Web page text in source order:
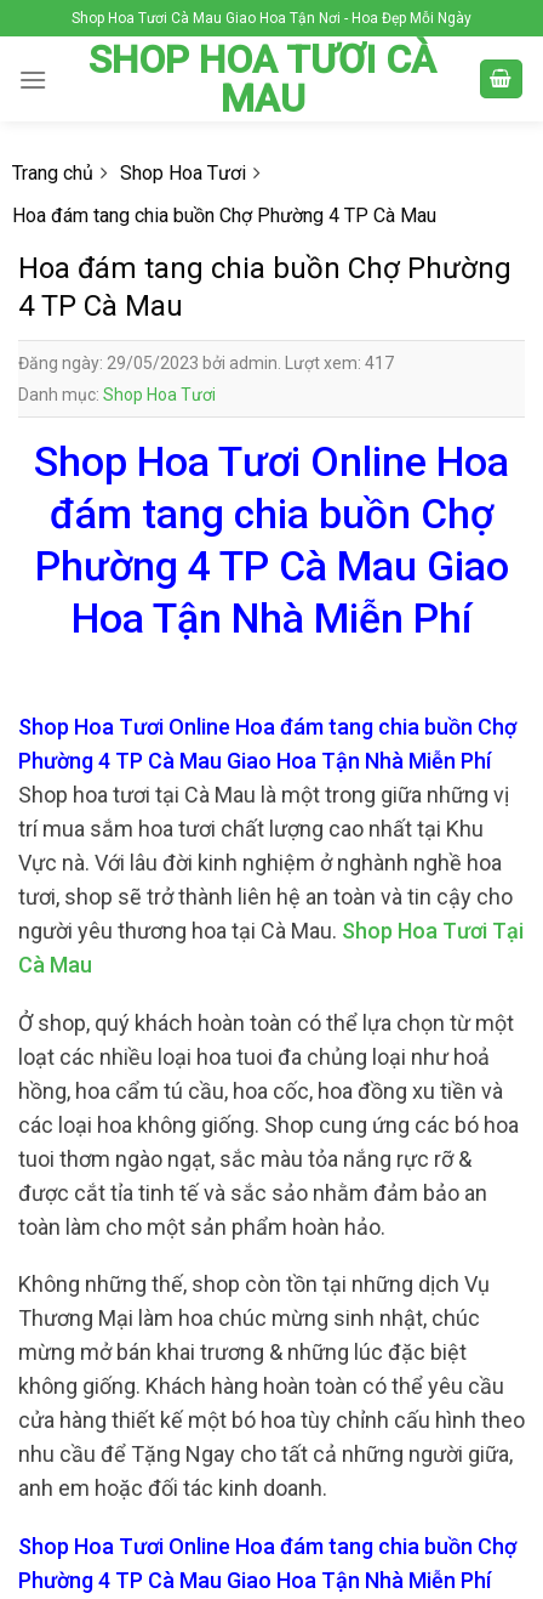
to
content
Shop Hoa Tươi Cà Mau Giao Hoa Tận Nơi - Hoa Đẹp Mỗi Ngày
SHOP HOA TƯƠI CÀ
MAU
Trang chủ
Shop Hoa Tươi
Hoa đám tang chia buồn Chợ Phường 4 TP Cà Mau
Hoa đám tang chia buồn Chợ Phường
4 TP Cà Mau
Đăng ngày: 29/05/2023 bởi admin. Lượt xem: 417
Danh mục: Shop Hoa Tươi
Shop Hoa Tươi Online Hoa
đám tang chia buồn Chợ
Phường 4 TP Cà Mau Giao
Hoa Tận Nhà Miễn Phí
Shop Hoa Tươi Online Hoa đám tang chia buồn Chợ
Phường 4 TP Cà Mau Giao Hoa Tận Nhà Miễn Phí
Shop hoa tươi tại Cà Mau là một trong giữa những vị
trí mua sắm hoa tươi chất lượng cao nhất tại Khu
Vực nà. Với lâu đời kinh nghiệm ở nghành nghề hoa
tươi, shop sẽ trở thành liên hệ an toàn và tin cậy cho
người yêu thương hoa tại Cà Mau. Shop Hoa Tươi Tại
Cà Mau
Ở shop, quý khách hoàn toàn có thể lựa chọn từ một
loạt các nhiều loại hoa tuoi đa chủng loại như hoả
hồng, hoa cẩm tú cầu, hoa cốc, hoa đồng xu tiền và
các loại hoa không giống. Shop cung ứng các bó hoa
tuoi thơm ngào ngạt, sắc màu tỏa nắng rực rỡ &
được cắt tỉa tinh tế và sắc sảo nhằm đảm bảo an
toàn làm cho một sản phẩm hoàn hảo.
Không những thế, shop còn tồn tại những dịch Vụ
Thương Mại làm hoa chúc mừng sinh nhật, chúc
mừng mở bán khai trương & những lúc đặc biệt
không giống. Khách hàng hoàn toàn có thể yêu cầu
cửa hàng thiết kế một bó hoa tùy chỉnh cấu hình theo
nhu cầu để Tặng Ngay cho tất cả những người giữa,
anh em hoặc đối tác kinh doanh.
Shop Hoa Tươi Online Hoa đám tang chia buồn Chợ
Phường 4 TP Cà Mau Giao Hoa Tận Nhà Miễn Phí